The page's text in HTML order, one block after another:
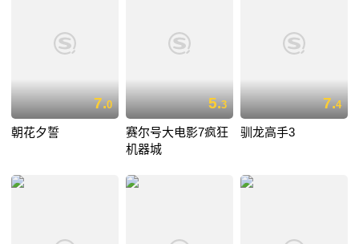
7.0
朝花夕誓
5.3
赛尔号大电影7疯狂
机器城
7.4
驯龙高手3